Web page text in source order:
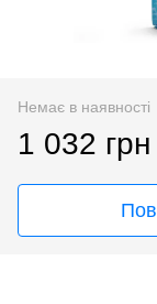
Немає в наявності
1 032 грн